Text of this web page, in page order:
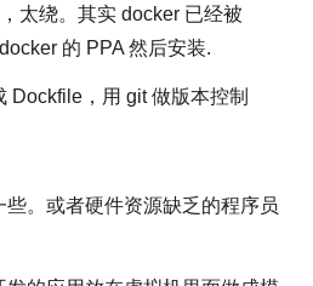
太绕。其实 docker 已经被
的 PPA 然后安装.
Dockfile，用 git 做版本控制
。或者硬件资源缺乏的程序员